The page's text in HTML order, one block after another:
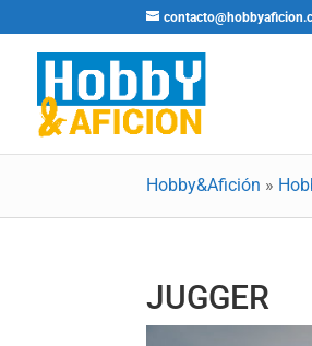
Hobby&Afición »
JUGGER